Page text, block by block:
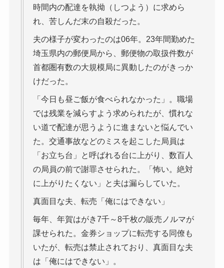
時間内の配達を執拗（しつよう）に求めら
れ、苦しんだ末の自殺だった。
夫の様子が変わったのは06年。23年間勤めた
埼玉県内の郵便局から、郵便物の取扱件数が
首都圏有数の大規模局に異動したのがきっか
けだった。
「今日も昼ご飯が食べられなかった」。職場
では残業を減らすよう求められたが、慣れな
い道で配達が思うように進まないと悩んでい
た。交通事故などのミスを起こした局員は
「お立ち台」と呼ばれる台に上がり、数百人
の局員の前で謝罪させられた。「怖い。絶対
に上がりたくない」と夫は漏らしていた。
真面目な夫、転売「俺にはできない」
毎年、年賀はがき7千～8千枚の販売ノルマが
課せられた。金券ショップに転売する同僚も
いたが、転売は禁止されており、真面目な夫
は「俺にはできない」。